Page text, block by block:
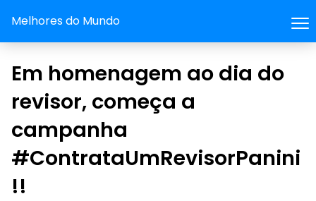
Melhores do Mundo
Em homenagem ao dia do
revisor, começa a
campanha
#ContrataUmRevisorPanini
!!